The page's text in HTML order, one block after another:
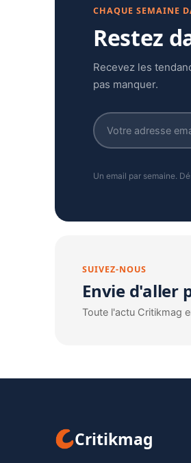
CHAQUE SEMAINE
Restez
Recevez les
pas manquer.
Un email par semaine.
SUIVEZ-NOUS
Envie d'aller
Toute l'actu Critikmag
Critikmag